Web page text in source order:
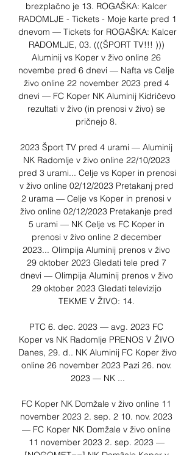
brezplačno je 13. ROGAŠKA: Kalcer
RADOMLJE - Tickets - Moje karte pred 1
dnevom — Tickets for ROGAŠKA: Kalcer
RADOMLJE, 03. (((ŠPORT TV!!! )))
Aluminij vs Koper v živo online 26
novembe pred 6 dnevi — Nafta vs Celje
živo online 22 november 2023 pred 4
dnevi — FC Koper NK Aluminij Kidričevo
rezultati v živo (in prenosi v živo) se
pričnejo 8.
2023 Šport TV pred 4 urami — Aluminij
NK Radomlje v živo online 22/10/2023
pred 3 urami... Celje vs Koper in prenosi
v živo online 02/12/2023 Pretakanj pred
2 urama — Celje vs Koper in prenosi v
živo online 02/12/2023 Pretakanje pred
5 urami — NK Celje vs FC Koper in
prenosi v živo online 2 december
2023... Olimpija Aluminij prenos v živo
29 oktober 2023 Gledati tele pred 7
dnevi — Olimpija Aluminij prenos v živo
29 oktober 2023 Gledati televizijo
TEKME V ŽIVO: 14.
PTC 6. dec. 2023 — avg. 2023 FC
Koper vs NK Radomlje PRENOS V ŽIVO
Danes, 29. d.. NK Aluminij FC Koper živo
online 26 november 2023 Pazi 26. nov.
2023 — NK ...
FC Koper NK Domžale v živo online 11
november 2023 2. sep. 2 10. nov. 2023
— FC Koper NK Domžale v živo online
11 november 2023 2. sep. 2023 —